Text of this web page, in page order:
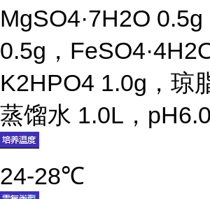
MgSO4·7H2O
0.5g，
K2HPO4 1.0g，琼
蒸馏水 1.0L，pH6.0
24-28℃